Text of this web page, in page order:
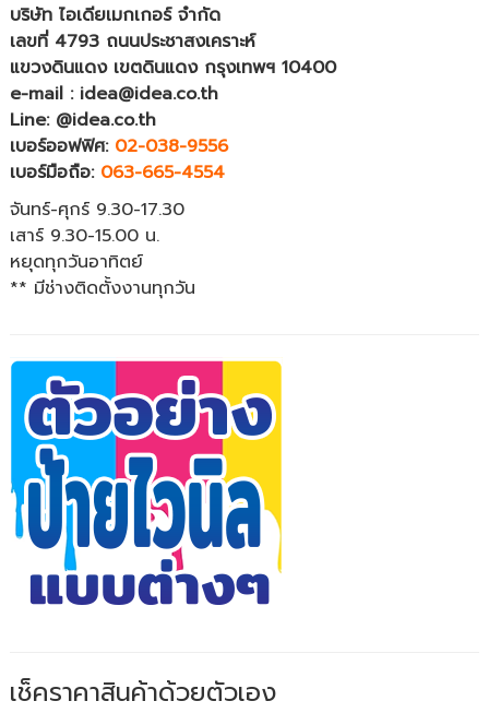
บริษัท ไอเดียเมกเกอร์ จำกัด
เลขที่ 4793 ถนนประชาสงเคราะห์
แขวงดินแดง เขตดินแดง กรุงเทพฯ 10400
e-mail : idea@idea.co.th
Line: @idea.co.th
เบอร์ออฟฟิศ: 02-038-9556
เบอร์มือถือ: 063-665-4554
จันทร์-ศุกร์ 9.30-17.30
เสาร์ 9.30-15.00 น.
หยุดทุกวันอาทิตย์
** มีช่างติดตั้งงานทุกวัน
เช็คราคาสินค้าด้วยตัวเอง